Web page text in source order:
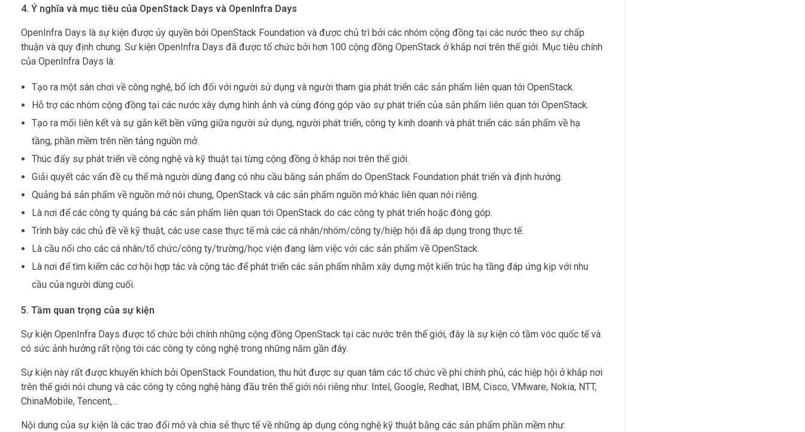
4. Ý nghĩa và mục tiêu của OpenStack Days và OpenInfra Days
OpenInfra Days là sự kiện được ủy quyền bởi OpenStack Foundation và được chủ trì bởi các nhóm cộng đồng tại các nước theo sự chấp
thuận và quy định chung. Sư kiện OpenInfra Days đã được tổ chức bởi hơn 100 cộng đồng OpenStack ở khắp nơi trên thế giới. Mục tiêu chính
của OpenInfra Days là:
Tạo ra một sân chơi về công nghệ, bổ ích đối với người sử dụng và người tham gia phát triển các sản phẩm liên quan tới OpenStack.
Hỗ trợ các nhóm cộng đồng tại các nước xây dựng hình ảnh và cùng đóng góp vào sự phát triển của sản phẩm liên quan tới OpenStack.
Tạo ra mối liên kết và sự gắn kết bền vững giữa người sử dụng, người phát triển, công ty kinh doanh và phát triển các sản phẩm về hạ
tầng, phần mềm trên nền tảng nguồn mở.
Thúc đẩy sự phát triển về công nghệ và kỹ thuật tại từng cộng đồng ở khắp nơi trên thế giới.
Giải quyết các vấn đề cụ thể mà người dùng đang có nhu cầu bằng sản phẩm do OpenStack Foundation phát triển và định hướng.
Quảng bá sản phẩm về nguồn mở nói chung, OpenStack và các sản phẩm nguồn mở khác liên quan nói riêng.
Là nơi để các công ty quảng bá các sản phẩm liên quan tới OpenStack do các công ty phát triển hoặc đóng góp.
Trình bày các chủ đề về kỹ thuật, các use case thực tế mà các cá nhân/nhóm/công ty/hiệp hội đã áp dụng trong thực tế.
Là cầu nối cho các cá nhân/tổ chức/công ty/trường/học viện đang làm việc với các sản phẩm về OpenStack.
Là nơi để tìm kiếm các cơ hội hợp tác và cộng tác để phát triển các sản phẩm nhằm xây dựng một kiến trúc hạ tầng đáp ứng kịp với nhu
cầu của người dùng cuối.
5. Tầm quan trọng của sự kiện
Sự kiện OpenInfra Days được tổ chức bởi chính những cộng đồng OpenStack tại các nước trên thế giới, đây là sự kiện có tầm vóc quốc tế và
có sức ảnh hưởng rất rộng tới các công ty công nghệ trong những năm gần đây.
Sự kiện này rất được khuyến khích bởi OpenStack Foundation, thu hút được sự quan tâm các tổ chức về phi chính phủ, các hiệp hội ở khắp nơi
trên thế giới nói chung và các công ty công nghệ hàng đầu trên thế giới nói riêng như: Intel, Google, Redhat, IBM, Cisco, VMware, Nokia, NTT,
ChinaMobile, Tencent,…
Nội dung của sự kiện là các trao đổi mở và chia sẻ thực tế về những áp dụng công nghệ kỹ thuật bằng các sản phẩm phần mềm như: